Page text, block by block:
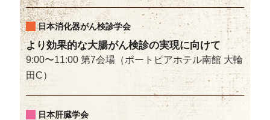
日本消化器がん検診学会
より効果的な大腸がん検診の実現に向けて
9:00〜11:00 第7会場（ポートピアホテル南館 大輪
田C）
日本肝臓学会